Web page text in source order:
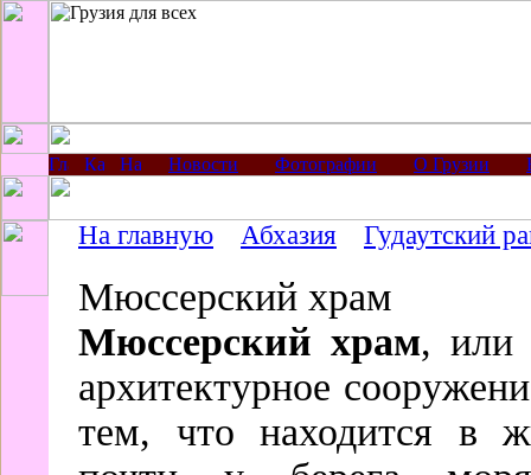
Новости Фотографии О Грузии
На главную Абхазия Гудаутский
Мюссерский храм
Мюссерский храм, или
архитектурное
тем, что находится в